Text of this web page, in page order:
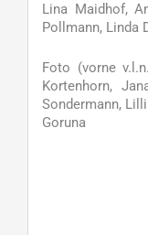
Lina Maidhof,
Pollmann, Linda
Foto (vorne
Kortenhorn,
Sondermann,
Goruna